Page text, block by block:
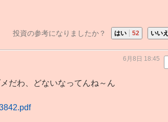
投資の参考になりましたか？ はい 52 いいえ
6月8日 18:45
だわ、どないなってんね～ん